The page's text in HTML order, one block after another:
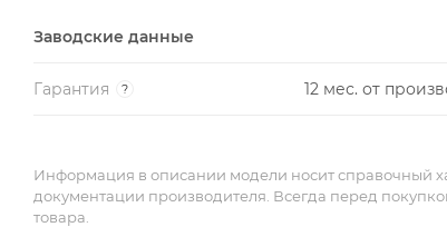
Заводские данные
Гарантия ? 12 мес. от
Информация в описании модели носит справочный
документации производителя. Всегда перед
товара.